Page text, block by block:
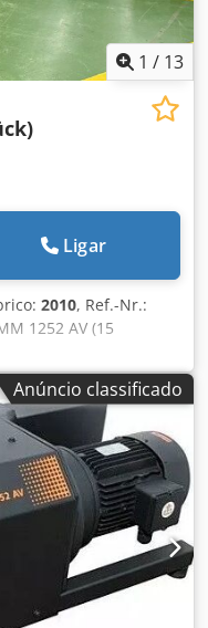
1 / 13
Ligar
2010, Ref.-Nr.:
1252 AV (15
adicionais:
Frequência | Busch
| 50 Hz | Busch Mink
Hz | Busch Mink MM
Busch Mink MM 1252
Mink MM 1252 AV |
Mink MM 1252 AV
MM 1252 AV |
MM 1252 AV | 2009
MM 1252 AV |
MM 1252 AV | 2009
MM 1252 AV |
Anúncio classificado